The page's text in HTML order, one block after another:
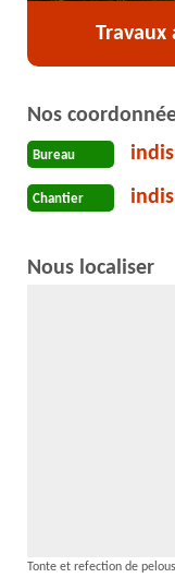
Travaux
Nos
Bureau
Chantier
Nous localiser
Tonte et refection de